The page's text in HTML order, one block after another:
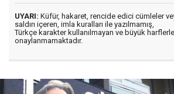
UYARI: Küfür, hakaret, rencide edici cümleler
saldırı içeren, imla kuralları ile yazılmamış,
Türkçe karakter kullanılmayan ve büyük
onaylanmamaktadır.